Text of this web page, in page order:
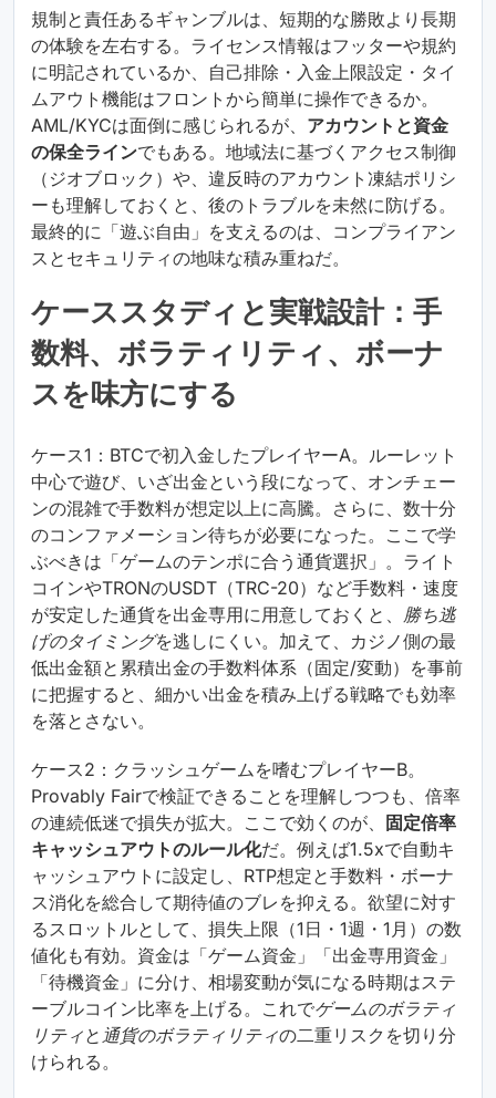
規制と責任あるギャンブルは、短期的な勝敗より長期
の体験を左右する。ライセンス情報はフッターや規約
に明記されているか、自己排除・入金上限設定・タイ
ムアウト機能はフロントから簡単に操作できるか。
AML/KYCは面倒に感じられるが、 アカウントと資金
の保全ラインでもある。地域法に基づくアクセス制御
（ジオブロック）や、違反時のアカウント凍結ポリシ
ーも理解しておくと、後のトラブルを未然に防げる。
最終的に「遊ぶ自由」を支えるのは、コンプライアン
スとセキュリティの地味な積み重ねだ。
ケーススタディと実戦設計：手
数料、ボラティリティ、ボーナ
スを味方にする
ケース1：BTCで初入金したプレイヤーA。ルーレット
中心で遊び、いざ出金という段になって、オンチェー
ンの混雑で手数料が想定以上に高騰。さらに、数十分
のコンファメーション待ちが必要になった。ここで学
ぶべきは「ゲームのテンポに合う通貨選択」。ライト
コインやTRONのUSDT（TRC-20）など手数料・速度
が安定した通貨を出金専用に用意しておくと、 勝ち逃
げのタイミングを逃しにくい。加えて、カジノ側の最
低出金額と累積出金の手数料体系（固定/変動）を事前
に把握すると、細かい出金を積み上げる戦略でも効率
を落とさない。
ケース2：クラッシュゲームを嗜むプレイヤーB。
Provably Fairで検証できることを理解しつつも、倍率
の連続低迷で損失が拡大。ここで効くのが、
固定倍率
キャッシュアウトのルール化だ。例えば1.5xで自動キ
ャッシュアウトに設定し、RTP想定と手数料・ボーナ
ス消化を総合して期待値のブレを抑える。欲望に対す
るスロットルとして、損失上限（1日・1週・1月）の数
値化も有効。資金は「ゲーム資金」「出金専用資金」
「待機資金」に分け、相場変動が気になる時期はステ
ーブルコイン比率を上げる。これでゲームのボラティ
リティと 通貨のボラティリティの二重リスクを切り分
けられる。